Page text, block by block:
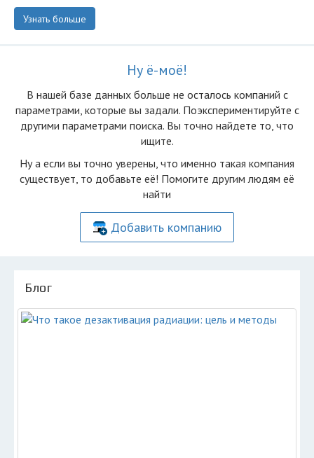
Узнать больше
Ну ё-моё!
В нашей базе данных больше не осталоcь компаний с
параметрами, которые вы задали. Поэкспериментируйте с
другими параметрами поиска. Вы точно найдете то, что
ищите.
Ну а если вы точно уверены, что именно такая компания
существует, то добавьте её! Помогите другим людям её
найти
Добавить компанию
Блог